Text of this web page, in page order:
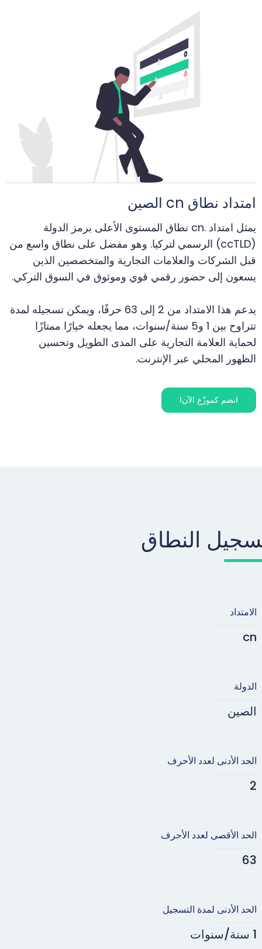
امتداد نطاق cn الصين
يمثل امتداد .cn نطاق المستوى الأعلى برمز الدولة
(ccTLD) الرسمي لتركيا. وهو مفضل على نطاق واسع من
قبل الشركات والعلامات التجارية والمتخصصين الذين
يسعون إلى حضور رقمي قوي وموثوق في السوق التركي.
يدعم هذا الامتداد من 2 إلى 63 حرفًا، ويمكن تسجيله لمدة
تتراوح بين 1 و5 سنة/سنوات، مما يجعله خيارًا ممتازًا
لحماية العلامة التجارية على المدى الطويل وتحسين
الظهور المحلي عبر الإنترنت.
انضم كموزّع الآن!
النطاق
الامتداد
cn
الدولة
الصين
الحد الأدنى لعدد الأحرف
2
الحد الأقصى لعدد الأحرف
63
الحد الأدنى لمدة التسجيل
1 سنة/سنوات